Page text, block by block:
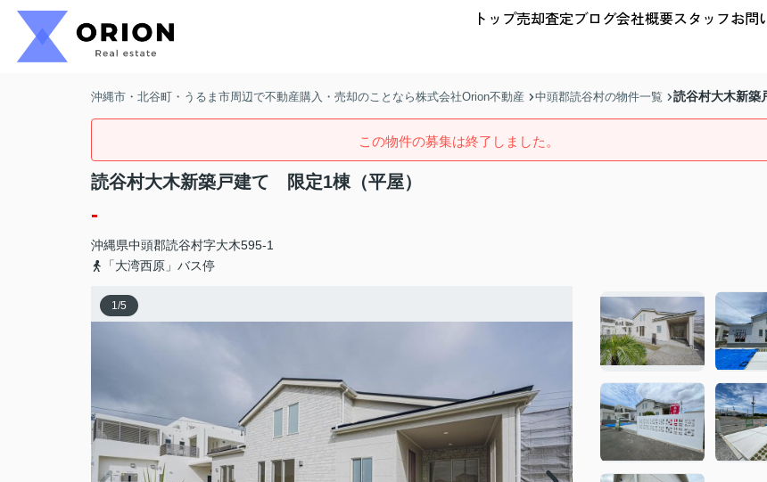
トップ売却査定ブログ会社概要スタッフお問
沖縄市・北谷町・うるま市周辺で不動産購入・売却のことなら株式会社Orion不動産 中頭郡読谷村の物件一覧 読谷村大木新築
この物件の募集は終了しました。
読谷村大木新築戸建て 限定1棟（平屋）
-
沖縄県中頭郡読谷村字大木595-1
「大湾西原」バス停
1 /5